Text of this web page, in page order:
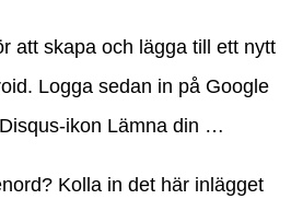
att skapa och lägga till ett nytt
Logga sedan in på Google
ikon Lämna din …
Kolla in det här inlägget